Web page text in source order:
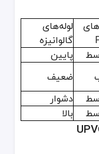
لوله‌های
گالوانیزه
پایین
ضعیف
دشوار
بالا